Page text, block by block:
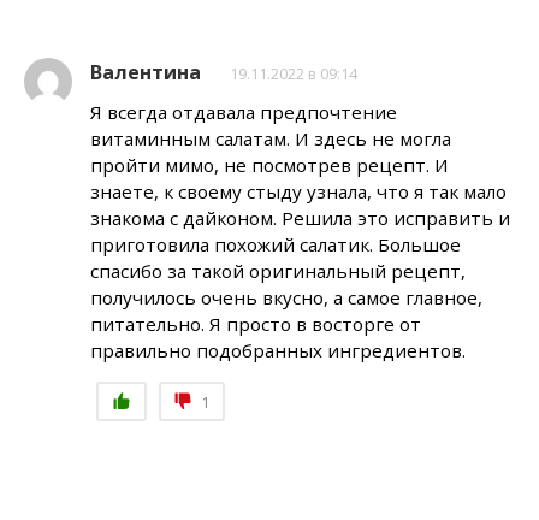
Валентина 19.11.2022 в 09:14
Я всегда отдавала предпочтение
витаминным салатам. И здесь не могла
пройти мимо, не посмотрев рецепт. И
знаете, к своему стыду узнала, что я так мало
знакома с дайконом. Решила это исправить и
приготовила похожий салатик. Большое
спасибо за такой оригинальный рецепт,
получилось очень вкусно, а самое главное,
питательно. Я просто в восторге от
правильно подобранных ингредиентов.
1